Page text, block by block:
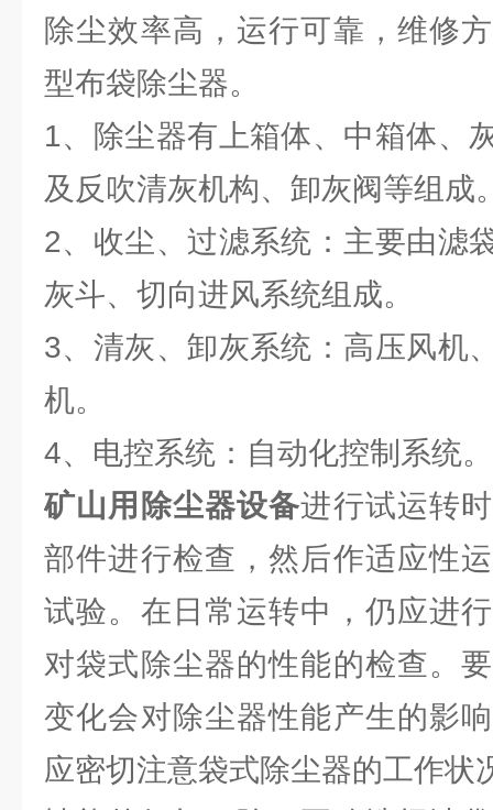
除尘效率高，运行可靠，维修
型布袋除尘器。
1、除尘器有上箱体、中箱体、
及反吹清灰机构、卸灰阀等组成
2、收尘、过滤系统：主要由滤
灰斗、切向进风系统组成。
3、清灰、卸灰系统：高压风机
机。
4、电控系统：自动化控制系统。
矿山用除尘器设备进行试运转
部件进行检查，然后作适应性
试验。在日常运转中，仍应进
对袋式除尘器的性能的检查。
变化会对除尘器性能产生的影
应密切注意袋式除尘器的工作状